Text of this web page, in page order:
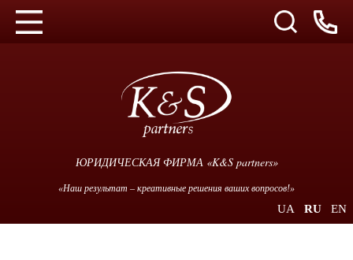
ЮРИДИЧЕСКАЯ ФИРМА «K&S partners»
«Наш результат – креативные решения ваших вопросов!»
UA RU EN